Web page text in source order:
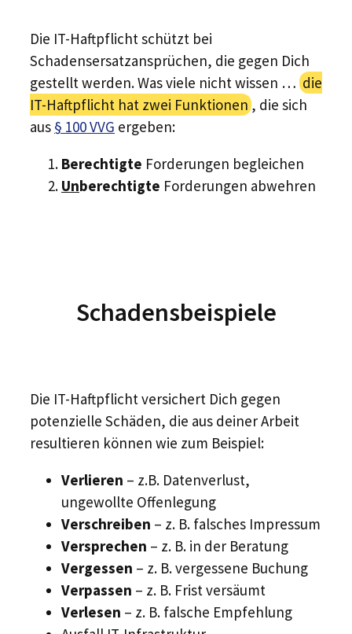
Die IT-Haftpflicht schützt bei
Schadensersatzansprüchen, die gegen Dich
gestellt werden. Was viele nicht wissen … die
IT-Haftpflicht hat zwei Funktionen , die sich
aus § 100 VVG ergeben:
Berechtigte Forderungen begleichen
Unberechtigte Forderungen abwehren
Schadensbeispiele
Die IT-Haftpflicht versichert Dich gegen
potenzielle Schäden, die aus deiner Arbeit
resultieren können wie zum Beispiel:
Verlieren – z.B. Datenverlust,
ungewollte Offenlegung
Verschreiben – z. B. falsches Impressum
Versprechen – z. B. in der Beratung
Vergessen – z. B. vergessene Buchung
Verpassen – z. B. Frist versäumt
Verlesen – z. B. falsche Empfehlung